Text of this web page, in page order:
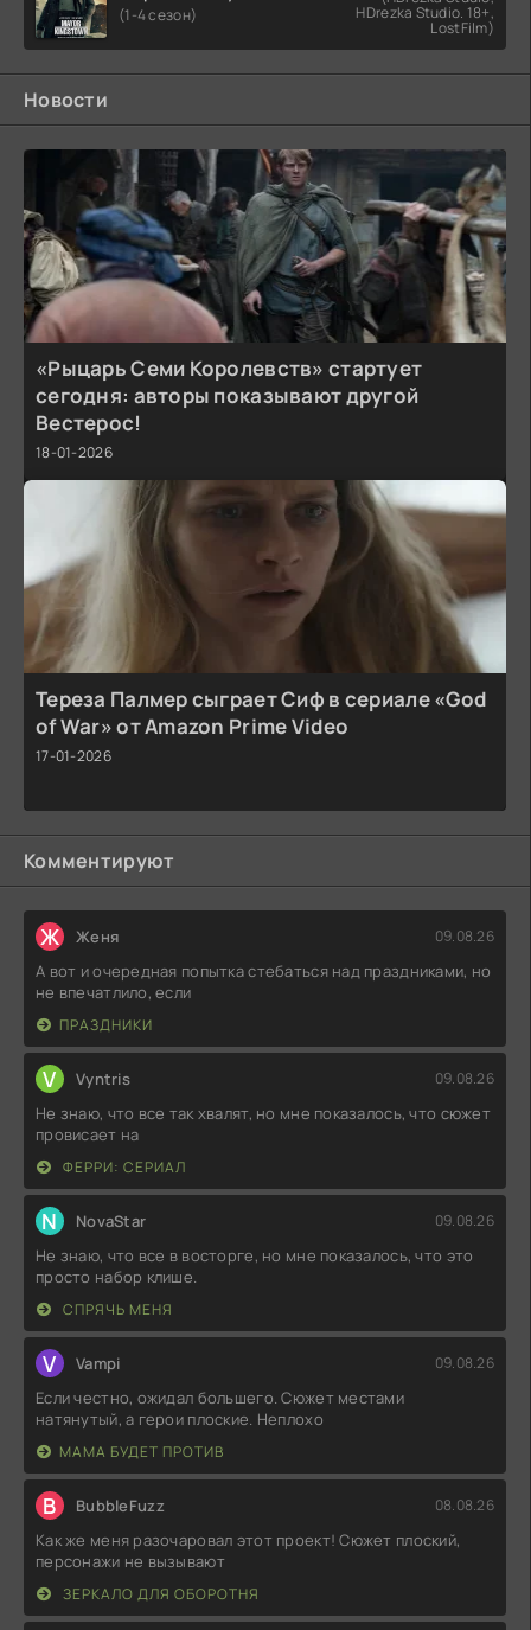
(1-4 сезон) HDrezka Studio. 18+,
LostFilm)
Новости
«Рыцарь Семи Королевств» стартует
сегодня: авторы показывают другой
Вестерос!
18-01-2026
Тереза Палмер сыграет Сиф в сериале «God
of War» от Amazon Prime Video
17-01-2026
Комментируют
Ж Женя 09.08.26
А вот и очередная попытка стебаться над праздниками, но
не впечатлило, если
ПРАЗДНИКИ
V Vyntris 09.08.26
Не знаю, что все так хвалят, но мне показалось, что сюжет
провисает на
ФЕРРИ: СЕРИАЛ
N NovaStar 09.08.26
Не знаю, что все в восторге, но мне показалось, что это
просто набор клише.
СПРЯЧЬ МЕНЯ
V Vampi 09.08.26
Если честно, ожидал большего. Сюжет местами
натянутый, а герои плоские. Неплохо
МАМА БУДЕТ ПРОТИВ
B BubbleFuzz 08.08.26
Как же меня разочаровал этот проект! Сюжет плоский,
персонажи не вызывают
ЗЕРКАЛО ДЛЯ ОБОРОТНЯ